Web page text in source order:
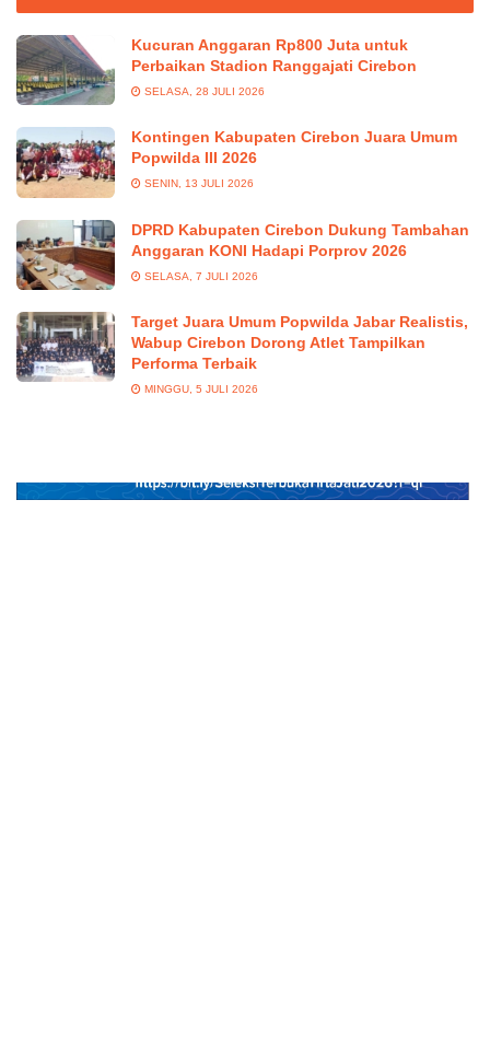
Kucuran Anggaran Rp800 Juta untuk
Perbaikan Stadion Ranggajati Cirebon
SELASA, 28 JULI 2026
Kontingen Kabupaten Cirebon Juara Umum
Popwilda III 2026
SENIN, 13 JULI 2026
DPRD Kabupaten Cirebon Dukung Tambahan
Anggaran KONI Hadapi Porprov 2026
SELASA, 7 JULI 2026
Target Juara Umum Popwilda Jabar Realistis,
Wabup Cirebon Dorong Atlet Tampilkan
Performa Terbaik
MINGGU, 5 JULI 2026